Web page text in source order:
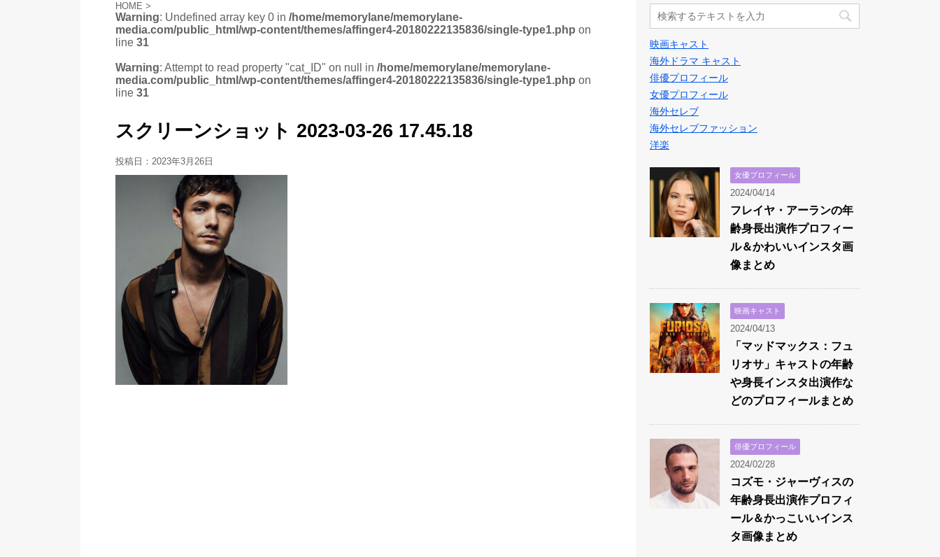
HOME >
Warning: Undefined array key 0 in /home/memorylane/memorylane-
media.com/public_html/wp-content/themes/affinger4-20180222135836/single-type1.php on
line 31
Warning: Attempt to read property "cat_ID" on null in /home/memorylane/memorylane-
media.com/public_html/wp-content/themes/affinger4-20180222135836/single-type1.php on
line 31
スクリーンショット 2023-03-26 17.45.18
投稿日： 2023年3月26日
映画キャスト
海外ドラマ キャスト
俳優プロフィール
女優プロフィール
海外セレブ
海外セレブファッション
洋楽
女優プロフィール
2024/04/14
フレイヤ・アーランの年
齢身長出演作プロフィー
ル＆かわいいインスタ画
像まとめ
映画キャスト
2024/04/13
「マッドマックス：フュ
リオサ」キャストの年齢
や身長インスタ出演作な
どのプロフィールまとめ
俳優プロフィール
2024/02/28
コズモ・ジャーヴィスの
年齢身長出演作プロフィ
ール＆かっこいいインス
タ画像まとめ